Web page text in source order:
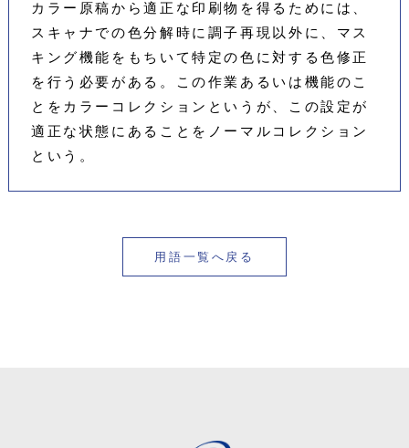
カラー原稿から適正な印刷物を得るためには、
スキャナでの色分解時に調子再現以外に、マス
キング機能をもちいて特定の色に対する色修正
を行う必要がある。この作業あるいは機能のこ
とをカラーコレクションというが、この設定が
適正な状態にあることをノーマルコレクション
という。
用語一覧へ戻る